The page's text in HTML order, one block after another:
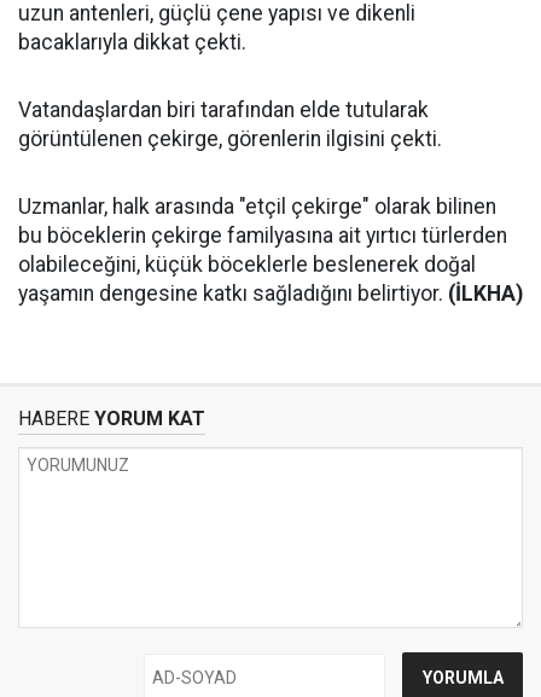
uzun antenleri, güçlü çene yapısı ve dikenli
bacaklarıyla dikkat çekti.
Vatandaşlardan biri tarafından elde tutularak
görüntülenen çekirge, görenlerin ilgisini çekti.
Uzmanlar, halk arasında "etçil çekirge" olarak bilinen
bu böceklerin çekirge familyasına ait yırtıcı türlerden
olabileceğini, küçük böceklerle beslenerek doğal
yaşamın dengesine katkı sağladığını belirtiyor. (İLKHA)
HABERE YORUM KAT